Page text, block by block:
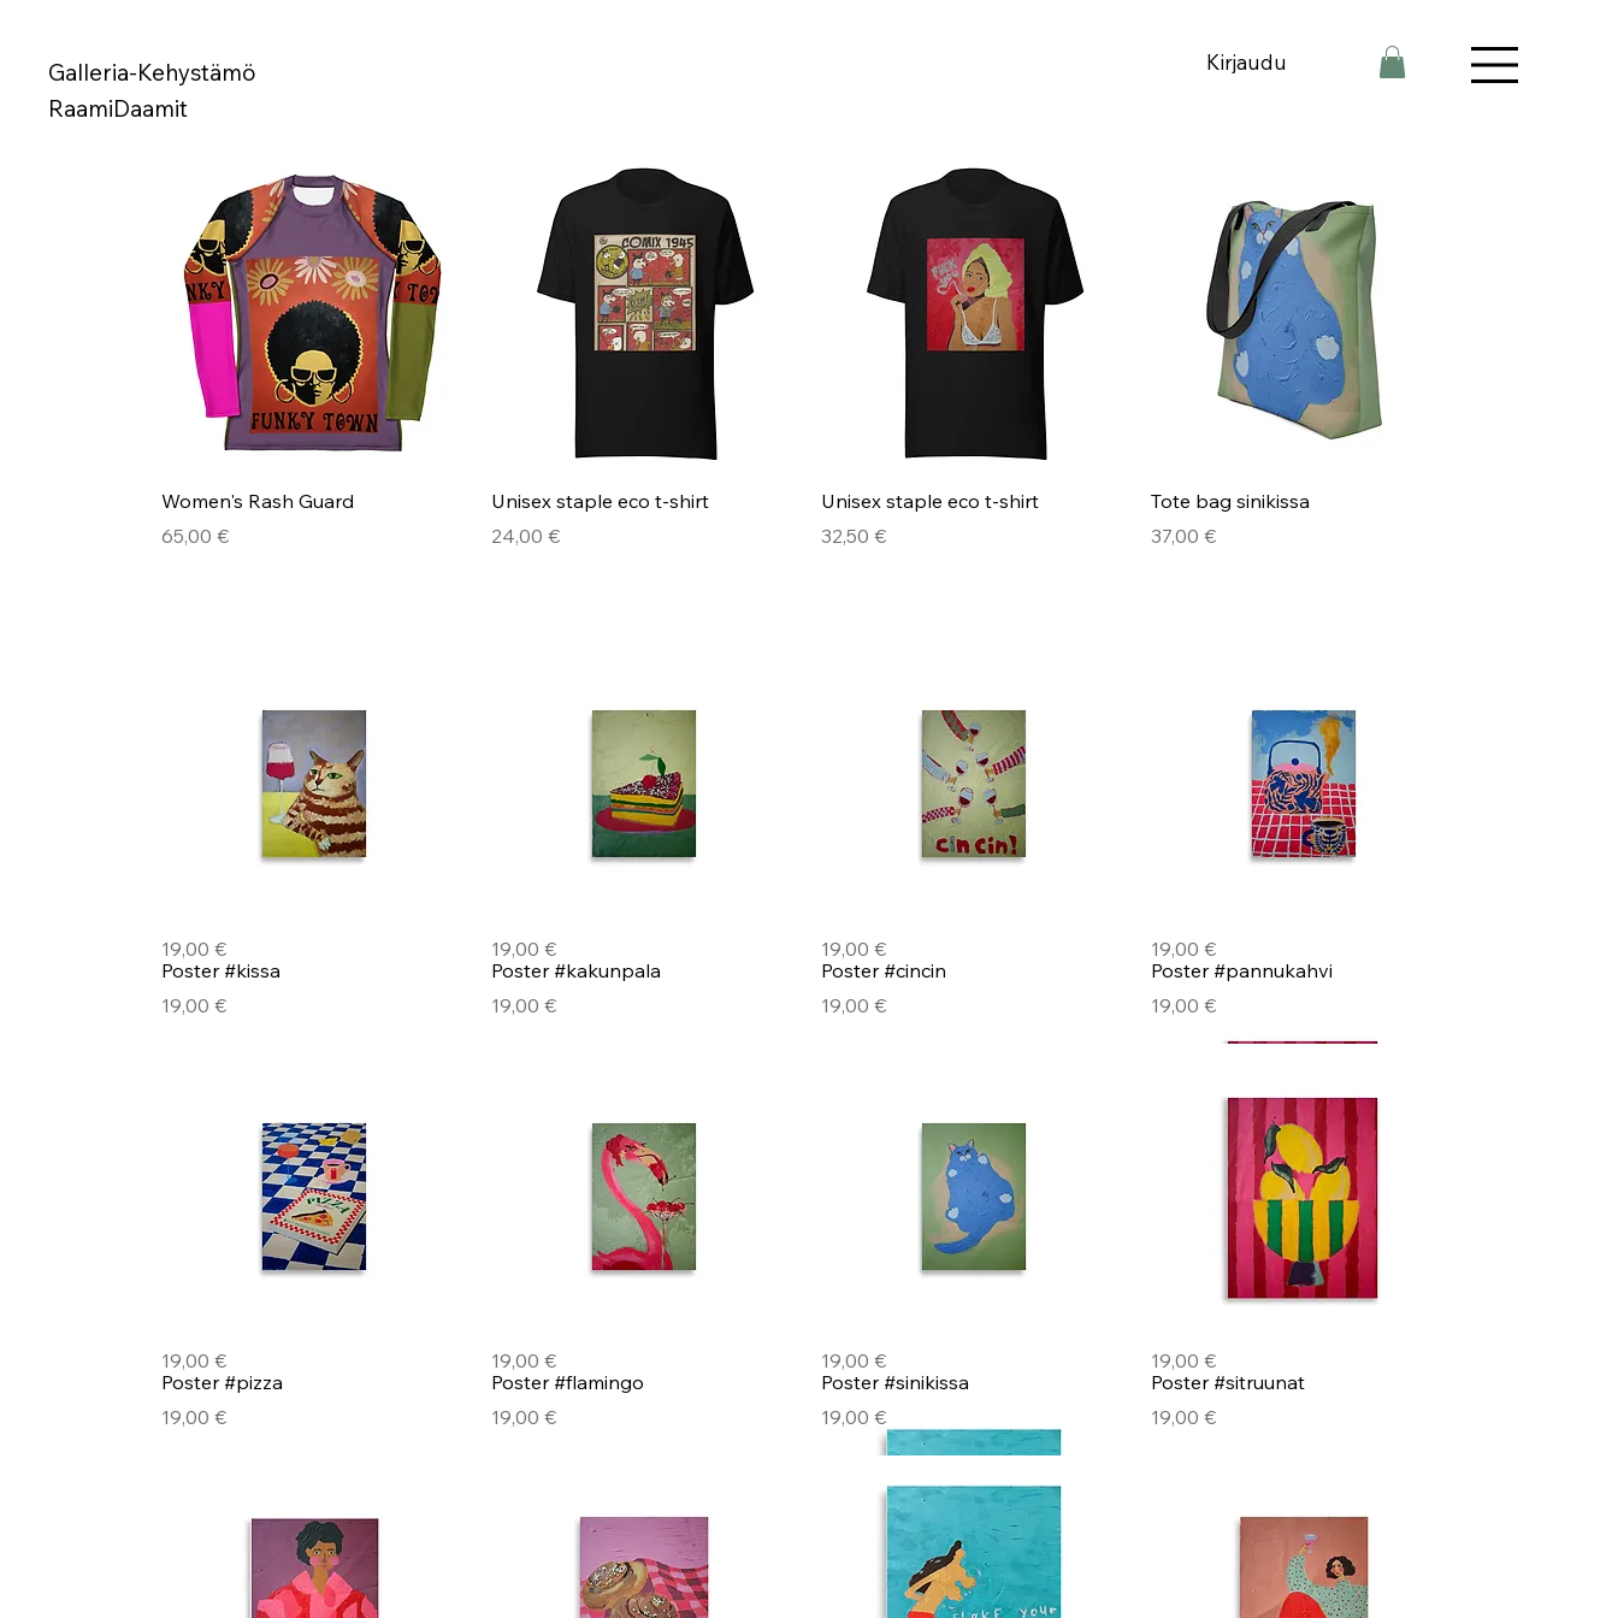
Galleria-Kehystämö
RaamiDaamit
Kirjaudu
Pikakatselu
Women's Rash Guard
Hinta
65,00 €
Pikakatselu
Unisex staple eco t-shirt
Hinta
24,00 €
Pikakatselu
Unisex staple eco t-shirt
Hinta
32,50 €
Pikakatselu
Tote bag sinikissa
Hinta
37,00 €
Hinta
19,00 €
Hinta
19,00 €
Hinta
19,00 €
Hinta
19,00 €
Hinta
19,00 €
Hinta
19,00 €
Hinta
19,00 €
Hinta
19,00 €
Pikakatselu
Poster #kissa
Hinta
19,00 €
Pikakatselu
Poster #kakunpala
Hinta
19,00 €
Pikakatselu
Poster #cincin
Hinta
19,00 €
Pikakatselu
Poster #pannukahvi
Hinta
19,00 €
Pikakatselu
Poster #pizza
Hinta
19,00 €
Pikakatselu
Poster #flamingo
Hinta
19,00 €
Pikakatselu
Poster #sinikissa
Hinta
19,00 €
Pikakatselu
Poster #sitruunat
Hinta
19,00 €